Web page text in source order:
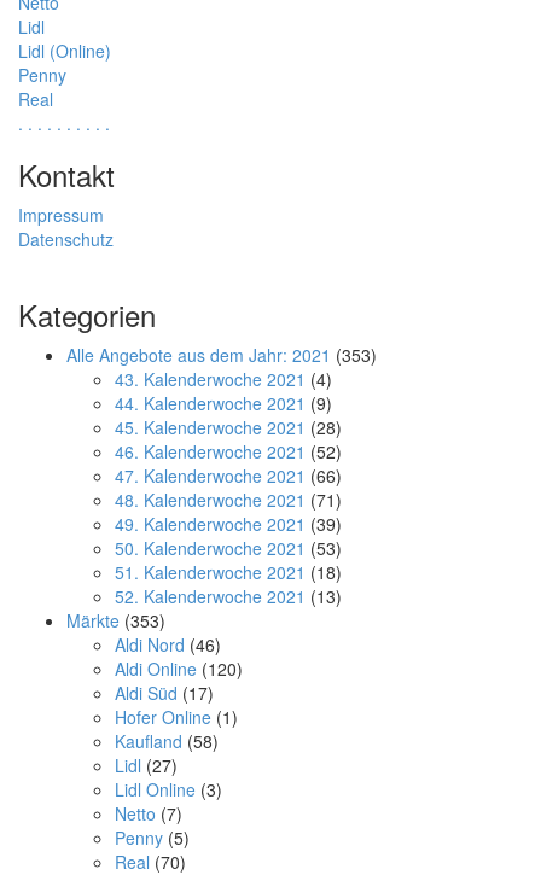
Lidl
Lidl (Online)
Penny
Real
. . . . . . . . . .
Kontakt
Impressum
Datenschutz
Kategorien
Alle Angebote aus dem Jahr: 2021 (353)
43. Kalenderwoche 2021 (4)
44. Kalenderwoche 2021 (9)
45. Kalenderwoche 2021 (28)
46. Kalenderwoche 2021 (52)
47. Kalenderwoche 2021 (66)
48. Kalenderwoche 2021 (71)
49. Kalenderwoche 2021 (39)
50. Kalenderwoche 2021 (53)
51. Kalenderwoche 2021 (18)
52. Kalenderwoche 2021 (13)
Märkte (353)
Aldi Nord (46)
Aldi Online (120)
Aldi Süd (17)
Hofer Online (1)
Kaufland (58)
Lidl (27)
Lidl Online (3)
Netto (7)
Penny (5)
Real (70)